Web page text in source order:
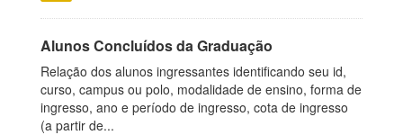
Alunos Concluídos da Graduação
Relação dos alunos ingressantes identificando seu id,
curso, campus ou polo, modalidade de ensino, forma de
ingresso, ano e período de ingresso, cota de ingresso
(a partir de...